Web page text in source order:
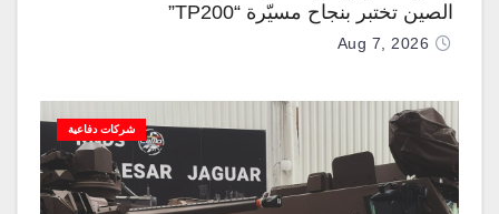
الصين تختبر بنجاح مسيّرة “TP200”
Aug 7, 2026
شركات دفاعية